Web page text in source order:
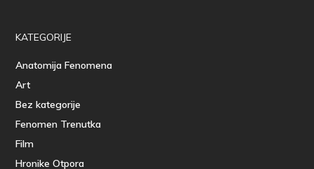
KATEGORIJE
Anatomija Fenomena
Art
Bez kategorije
Fenomen Trenutka
Film
Hronike Otpora